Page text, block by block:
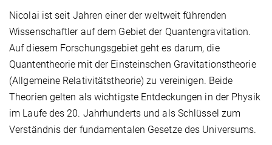
Nicolai ist seit Jahren einer der weltweit führenden
Wissenschaftler auf dem Gebiet der Quantengravitation.
Auf diesem Forschungsgebiet geht es darum, die
Quantentheorie mit der Einsteinschen Gravitationstheorie
(Allgemeine Relativitätstheorie) zu vereinigen. Beide
Theorien gelten als wichtigste Entdeckungen in der Physik
im Laufe des 20. Jahrhunderts und als Schlüssel zum
Verständnis der fundamentalen Gesetze des Universums.